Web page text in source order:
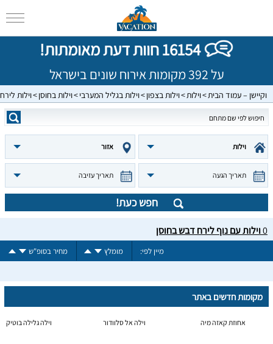
16154 חוות דעת מאומתות!
על 392 מקומות אירוח שונים בישראל
וקיישן – עמוד הבית וילות וילות בצפון וילות בגליל המערבי וילות בחוסן וילות
וילות אזור
תאריך הגעה תאריך עזיבה
חפש כעת!
0וילות עם נוף לירח דבש בחוסן
מיין לפי: מומלץ מחיר בסופ"ש
מקומות חדשים באתר
אחוזת קאזה מיה וילה אל סלוודור וילה גלילה בוטיק